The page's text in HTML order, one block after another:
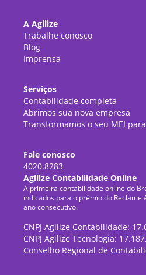
A Agilize
Trabalhe conosco
Blog
Imprensa
Serviços
Contabilidade completa
Abrimos sua nova empresa
Transformamos o seu MEI
Fale conosco
4020.8283
Agilize Contabilidade Online
A primeira contabilidade online do
indicados para o prêmio do Reclame
ano consecutivo.
CNPJ Agilize Contabilidade:
CNPJ Agilize Tecnologia:
Conselho Regional de